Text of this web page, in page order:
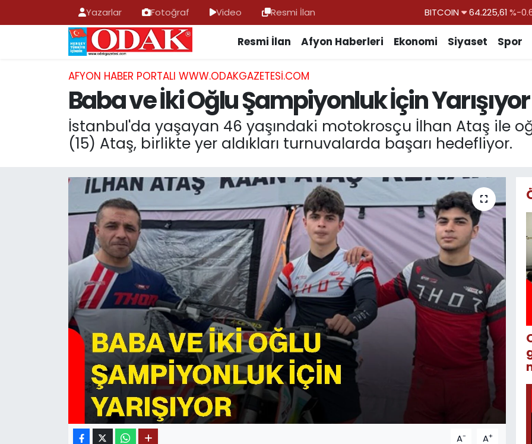
Yazarlar Fotoğraf Video Resmi İlan DOLAR 47,7143
BİST100
13.799
BITCOIN
64.225,61 %-
Resmi İlan Afyon Haberleri Ekonomi Siyaset Spor
AFYON HABER PORTALI WWW.ODAKGAZETESI.COM
Baba ve İki Oğlu Şampiyonluk İçin Yarışıyor
İstanbul'da yaşayan 46 yaşındaki motokrosçu İlhan Ataş ile
(15) Ataş, birlikte yer aldıkları turnuvalarda başarı hedefliyor.
A- A+
AFYONKARAHİSAR HABERLERİ
Resmi İlan
ASAYİŞ
GÜNCEL
SAĞLIK
11:11 MANŞET
Nöbetçi Eczaneler
Hava Durumu
Trafik Durumu
Süper Lig Puan Durumu ve Fikstür
Son Dakika Haberleri
Haber Arşivi